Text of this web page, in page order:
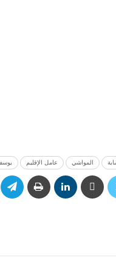
المواشي عامل الإقليم